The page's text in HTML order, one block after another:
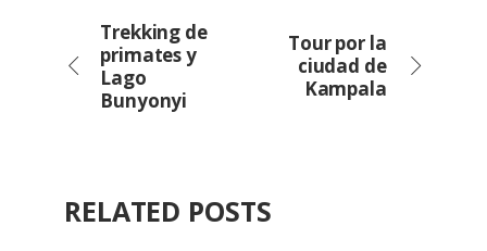
Trekking de
primates y
Lago
Bunyonyi
Tour por la
ciudad de
Kampala
RELATED POSTS